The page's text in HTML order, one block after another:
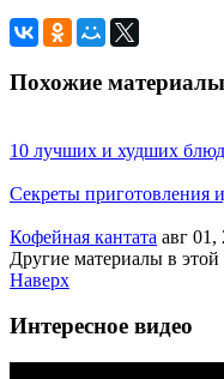
Похожие материалы
10 лучших и худших
Секреты приготовления
Кофейная кантата авг 01,
Другие материалы в этой
Наверх
Интересное видео